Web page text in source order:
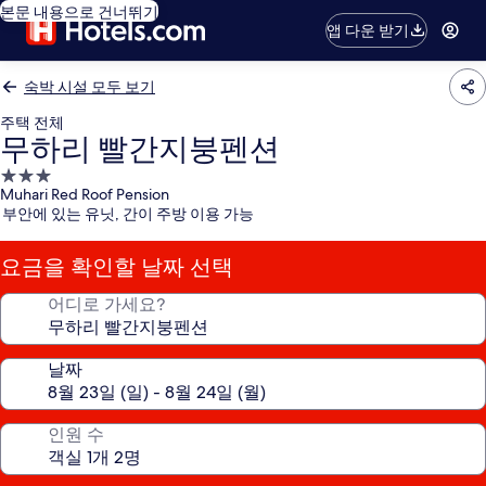
본문 내용으로 건너뛰기
앱 다운 받기
숙박 시설 모두 보기
주택 전체
무하리 빨간지붕펜션
3.0
성
급
숙
박
시
Muhari Red Roof Pension
부안에 있는 유닛, 간이 주방 이용 가능
요금을 확인할 날짜 선택
어디로 가세요?
날짜
인원 수